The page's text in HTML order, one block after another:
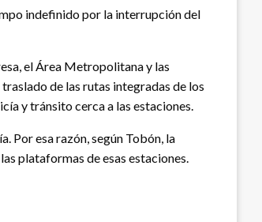
indefinido por la interrupción del
el Área Metropolitana y las
de las rutas integradas de los
y tránsito cerca a las estaciones.
Por esa razón, según Tobón, la
plataformas de esas estaciones.